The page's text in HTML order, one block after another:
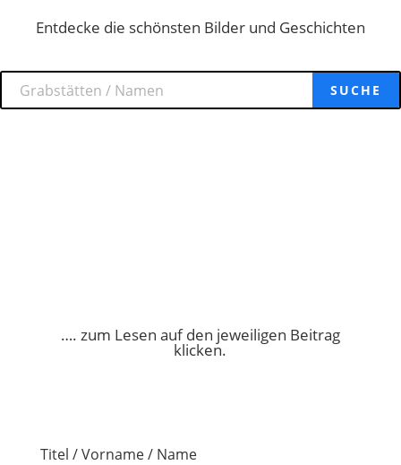
Entdecke die schönsten Bilder und Geschichten
…. zum Lesen auf den jeweiligen Beitrag
klicken.
Titel / Vorname / Name